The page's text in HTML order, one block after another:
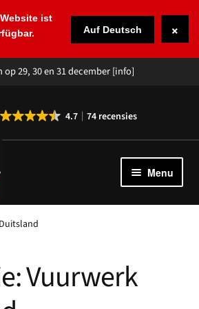
ist
Auf Deutsch ×
op 29, 30 en 31 december[info]
4.7 74 recensies
Menu
Vuurwerk